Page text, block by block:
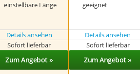
einstellbare Länge
geeignet
Details ansehen Details ansehen
Sofort lieferbar Sofort lieferbar
Zum Angebot » Zum Angebot »